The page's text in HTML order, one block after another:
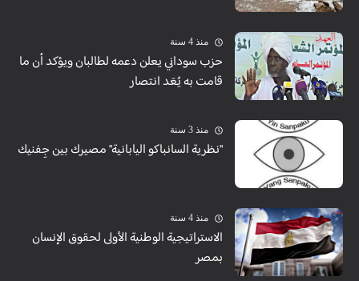
منذ 4 سنة
حزب سوداني يعلن دعمه لطالبان ويؤكد أن ما
قامت به يُعَد انتصار
منذ 3 سنة
"نظرية السانباكو اليابانية" مصيرك بين جِفنيك
منذ 4 سنة
الاستراتيجية الوطنية الأولى لحقوق الإنسان
بمصر